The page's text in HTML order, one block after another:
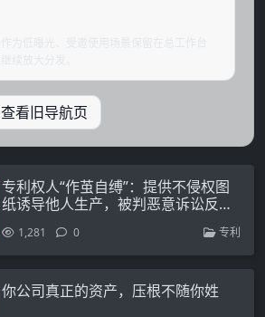
查看旧导航页
专利权人“作茧自缚”：提供不侵权图
纸诱导他人生产，被判恶意诉讼反赔
1,281 0 专利
你公司真正的资产，压根不随你姓